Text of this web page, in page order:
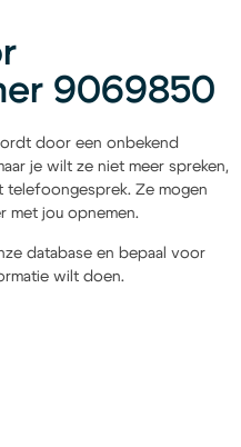
9069850
door een onbekend
je wilt ze niet meer spreken,
telefoongesprek. Ze mogen
met jou opnemen.
database en bepaal voor
wilt doen.